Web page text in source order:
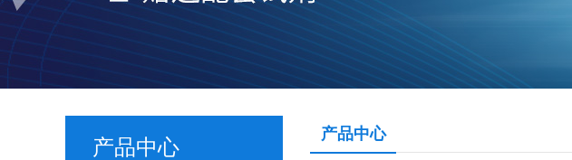
产品中心
产品中心